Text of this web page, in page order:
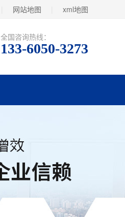
网站地图 xml地图
全国咨询热线：
133-6050-3273